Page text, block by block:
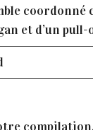
coordonné
et d’un pull-
compilation.